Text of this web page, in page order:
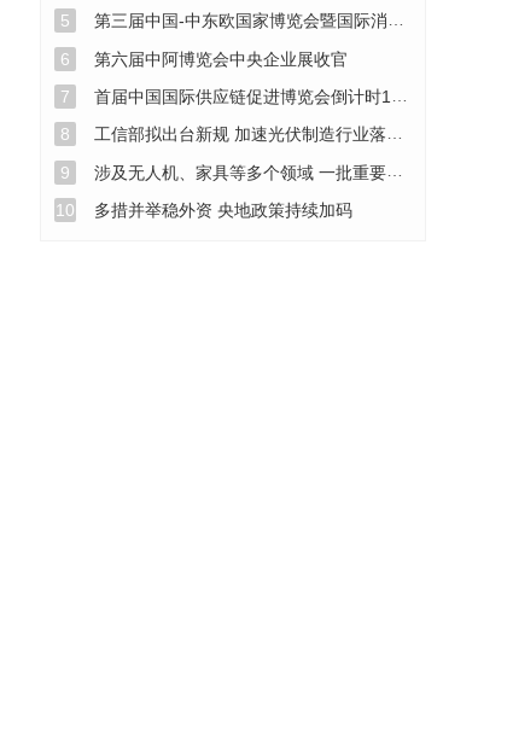
5
第三届中国-中东欧国家博览会暨国际消费品博览会5月16日至20日在宁波举行
6
第六届中阿博览会中央企业展收官
7
首届中国国际供应链促进博览会倒计时100天活动在京举行
8
工信部拟出台新规 加速光伏制造行业落后产能淘汰
9
涉及无人机、家具等多个领域 一批重要国家标准发布
10
多措并举稳外资 央地政策持续加码